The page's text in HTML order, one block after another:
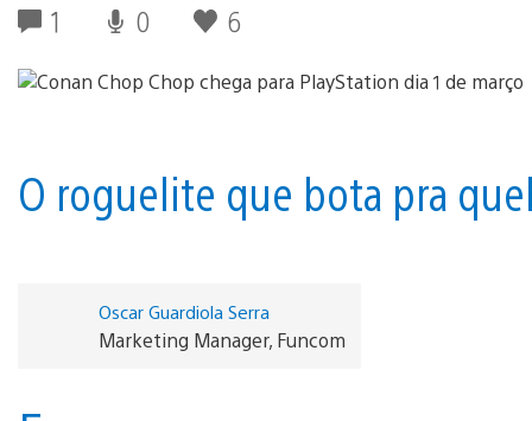
1 0 6
O roguelite que bota pra
Oscar Guardiola Serra
Marketing Manager, Funcom